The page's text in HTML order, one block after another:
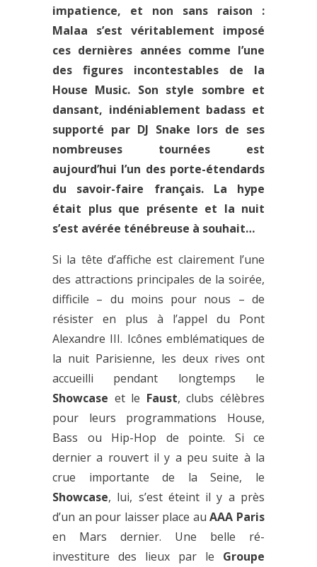
impatience, et non sans raison :
Malaa s’est véritablement imposé
ces dernières années comme l’une
des figures incontestables de la
House Music. Son style sombre et
dansant, indéniablement badass et
supporté par DJ Snake lors de ses
nombreuses tournées est
aujourd’hui l’un des porte-étendards
du savoir-faire français. La hype
était plus que présente et la nuit
s’est avérée ténébreuse à souhait…
Si la tête d’affiche est clairement l’une
des attractions principales de la soirée,
difficile – du moins pour nous – de
résister en plus à l’appel du Pont
Alexandre III. Icônes emblématiques de
la nuit Parisienne, les deux rives ont
accueilli pendant longtemps le
Showcase et le Faust, clubs célèbres
pour leurs programmations House,
Bass ou Hip-Hop de pointe. Si ce
dernier a rouvert il y a peu suite à la
crue importante de la Seine, le
Showcase, lui, s’est éteint il y a près
d’un an pour laisser place auAAA Paris
en Mars dernier. Une belle ré-
investiture des lieux par le Groupe